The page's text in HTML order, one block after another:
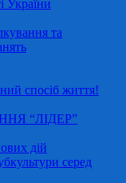
України
та
спосіб життя!
“ЛІДЕР”
дій
серед